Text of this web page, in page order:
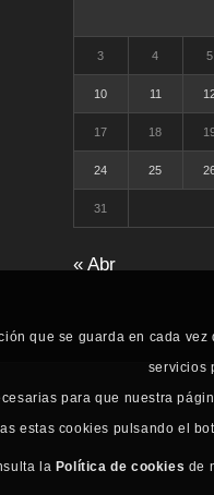
3 4 5
10 11
17 18
24 25
31
« Abr
que se guarda en cada
servicios
para que nuestra
estas cookies pulsando el
la Política de cookies de